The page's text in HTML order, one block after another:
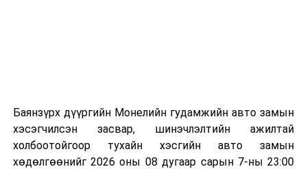
болон дулааны эрчим хүч үйлдвэрлэхэд ашиглаж
болдог. Зарим технологийн хувьд шаталтын дараа
үлдэх үнснээс фосфор зэрэг ашигт эрдсийг сэргээн
авах боломжтой аж.
Баянзүрх дүүргийн Монелийн гудамжийн авто замын
хэсэгчилсэн засвар, шинэчлэлтийн ажилтай
холбоотойгоор тухайн хэсгийн авто замын
хөдөлгөөнийг 2026 оны 08 дугаар сарын 7-ны 23:00